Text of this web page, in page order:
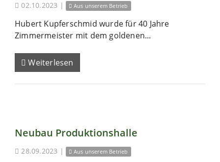
02.10.2023 | Aus unserem Betrieb
Hubert Kupferschmid wurde für 40 Jahre
Zimmermeister mit dem goldenen...
Weiterlesen
Neubau Produktionshalle
28.09.2023 | Aus unserem Betrieb